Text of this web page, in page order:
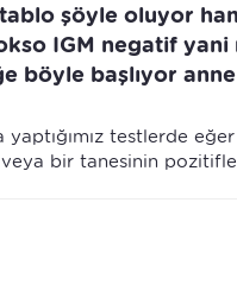
şöyle oluyor
IGM negatif yani
böyle başlıyor anne
yaptığımız testlerde
bir tanesinin